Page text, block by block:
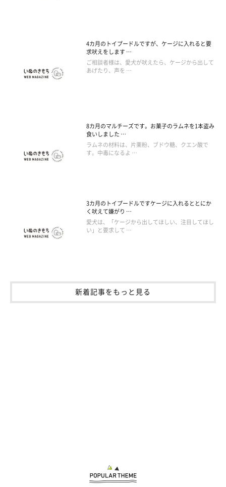
4カ月のトイプードルですが、ケージに入れると要
求吠えをします …
ご相談者様は、愛犬が吠えたら、ケージから出して
あげたり、声を …
8カ月のマルチーズです。お菓子のラムネを1本盗み
食いしました …
ラムネの材料は、片栗粉、ブドウ糖、クエン酸で
す。中毒になるよ …
3カ月のトイプードルですケージに入れるととにか
く吠えて嫌がり …
愛犬は、「ケージから出してほしい、注目してほし
い」と要求して …
新着記事をもっと見る